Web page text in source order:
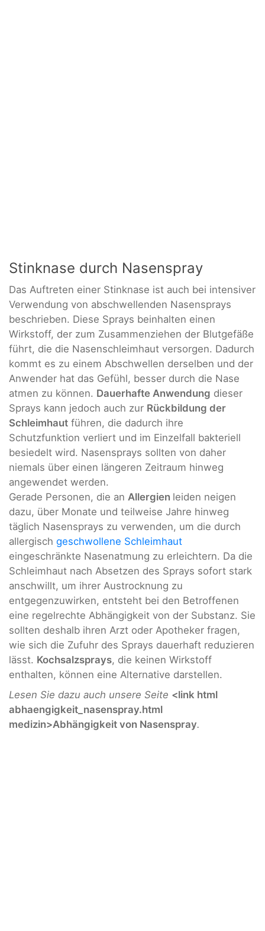
Stinknase durch Nasenspray
Das Auftreten einer Stinknase ist auch bei intensiver
Verwendung von abschwellenden Nasensprays
beschrieben. Diese Sprays beinhalten einen
Wirkstoff, der zum Zusammenziehen der Blutgefäße
führt, die die Nasenschleimhaut versorgen. Dadurch
kommt es zu einem Abschwellen derselben und der
Anwender hat das Gefühl, besser durch die Nase
atmen zu können. Dauerhafte Anwendung dieser
Sprays kann jedoch auch zur Rückbildung der
Schleimhaut führen, die dadurch ihre
Schutzfunktion verliert und im Einzelfall bakteriell
besiedelt wird. Nasensprays sollten von daher
niemals über einen längeren Zeitraum hinweg
angewendet werden.
Gerade Personen, die an Allergien leiden neigen
dazu, über Monate und teilweise Jahre hinweg
täglich Nasensprays zu verwenden, um die durch
allergisch geschwollene Schleimhaut
eingeschränkte Nasenatmung zu erleichtern. Da die
Schleimhaut nach Absetzen des Sprays sofort stark
anschwillt, um ihrer Austrocknung zu
entgegenzuwirken, entsteht bei den Betroffenen
eine regelrechte Abhängigkeit von der Substanz. Sie
sollten deshalb ihren Arzt oder Apotheker fragen,
wie sich die Zufuhr des Sprays dauerhaft reduzieren
lässt. Kochsalzsprays, die keinen Wirkstoff
enthalten, können eine Alternative darstellen.
Lesen Sie dazu auch unsere Seite <link html
abhaengigkeit_nasenspray.html
medizin>Abhängigkeit von Nasenspray.